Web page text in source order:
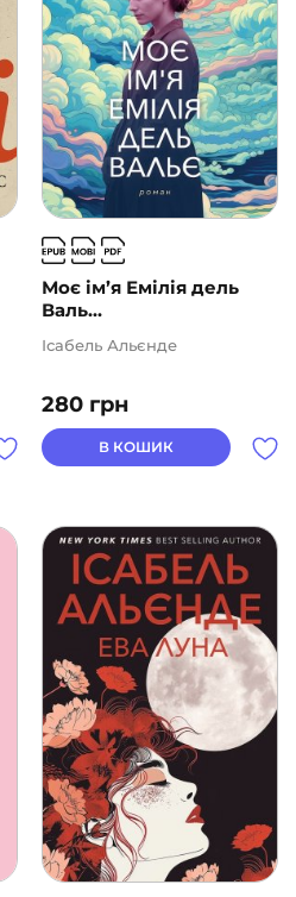
Моє ім’я Емілія дель
Валь...
280 грн
Ісабель Альєнде
В КОШИК